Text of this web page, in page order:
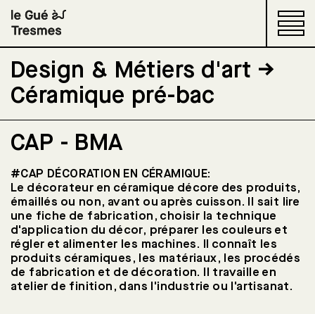
Restaurants d'application
Le lycée
Aménagement & Finition
du bâtiment
Design & Métiers d'art
Design & Métiers d'art →
Céramique pré-bac
CAP - BMA
#CAP DÉCORATION EN CÉRAMIQUE:
Le décorateur en céramique décore des produits,
émaillés ou non, avant ou après cuisson. Il sait lire
une fiche de fabrication, choisir la technique
d'application du décor, préparer les couleurs et
régler et alimenter les machines. Il connaît les
produits céramiques, les matériaux, les procédés
de fabrication et de décoration. Il travaille en
atelier de finition, dans l'industrie ou l'artisanat.